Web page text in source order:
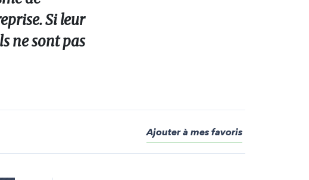
Si leur
ne sont pas
Ajouter à mes favoris